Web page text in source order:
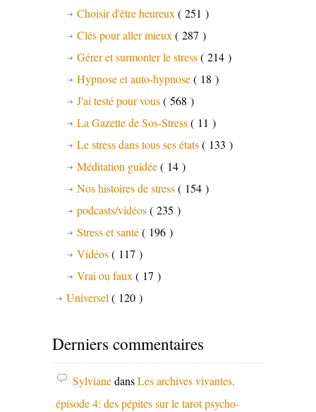
Choisir d'être heureux( 251 )
Clés pour aller mieux( 287 )
Gérer et surmonter le stress( 214 )
Hypnose et auto-hypnose( 18 )
J'ai testé pour vous( 568 )
La Gazette de Sos-Stress( 11 )
Le stress dans tous ses états( 133 )
Méditation guidée( 14 )
Nos histoires de stress( 154 )
podcasts/vidéos( 235 )
Stress et santé( 196 )
Vidéos( 117 )
Vrai ou faux( 17 )
Universel( 120 )
Derniers commentaires
SylvianedansLes archives vivantes,
épisode 4: des pépites sur le tarot psycho-